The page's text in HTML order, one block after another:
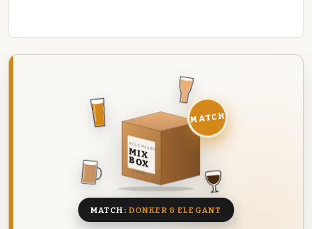
DEZE MAAND
MIX
BOX
8 BIEREN
MATCH
MATCH: DONKER & ELEGANT